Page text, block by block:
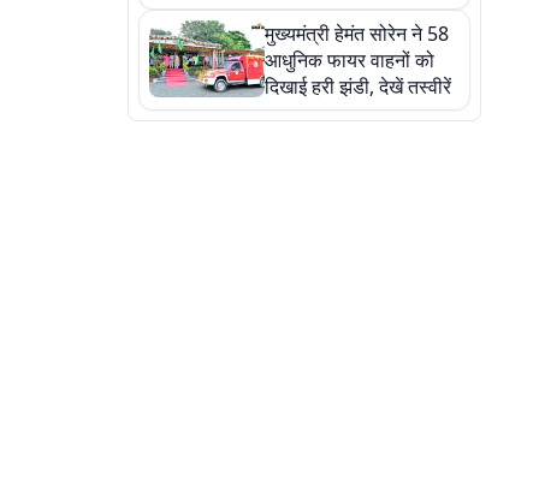
मुख्यमंत्री हेमंत सोरेन ने 58
आधुनिक फायर वाहनों को
दिखाई हरी झंडी, देखें तस्वीरें